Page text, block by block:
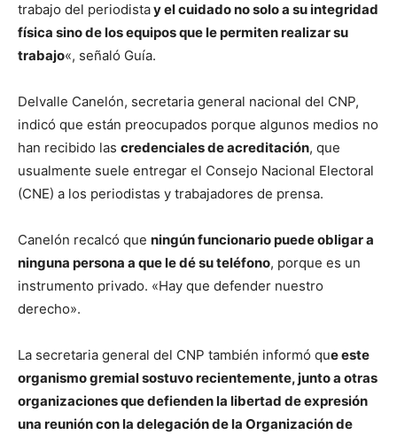
trabajo del periodistay el cuidado no solo a su integridad
física sino de los equipos que le permiten realizar su
trabajo«, señaló Guía.
Delvalle Canelón, secretaria general nacional del CNP,
indicó que están preocupados porque algunos medios no
han recibido las credenciales de acreditación, que
usualmente suele entregar el Consejo Nacional Electoral
(CNE) a los periodistas y trabajadores de prensa.
Canelón recalcó que ningún funcionario puede obligar a
ninguna persona a que le dé su teléfono, porque es un
instrumento privado. «Hay que defender nuestro
derecho».
La secretaria general del CNP también informó que este
organismo gremial sostuvo recientemente, junto a otras
organizaciones que defienden la libertad de expresión
una reunión con la delegación de la Organización de